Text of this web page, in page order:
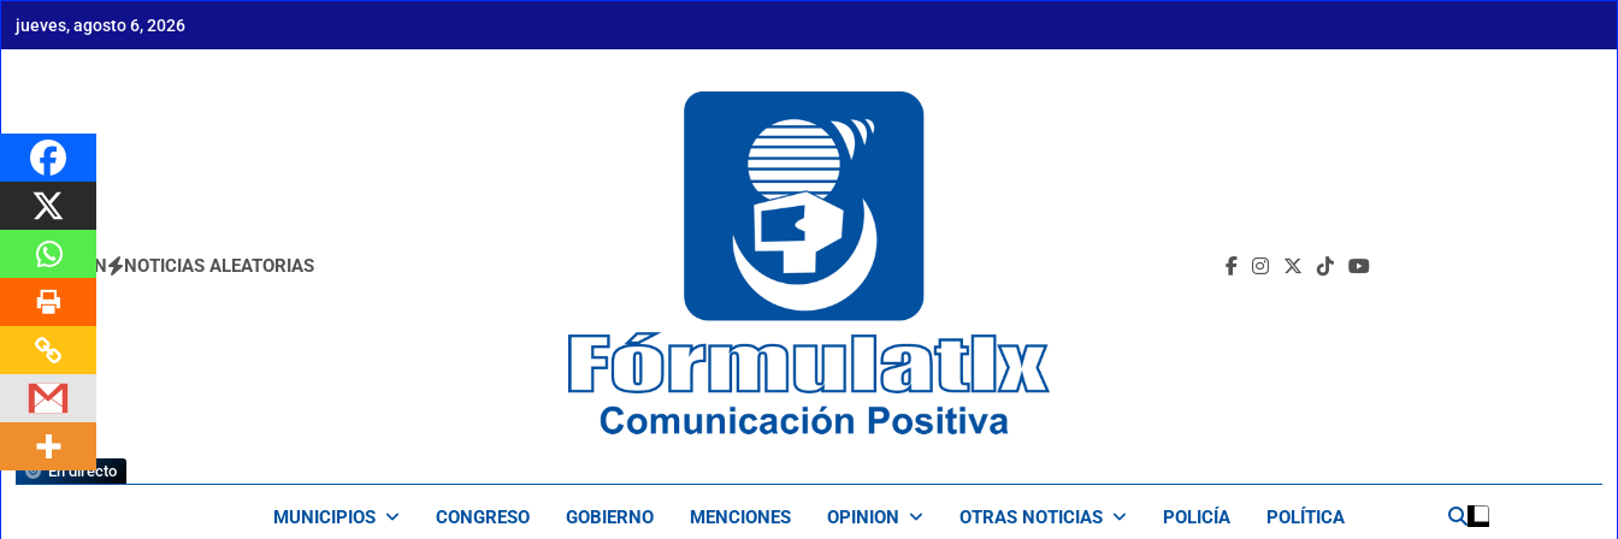
Saltar
jueves, agosto 6, 2026
BOLETÍN NOTICIAS ALEATORIAS
En directo FormulaTlx
MUNICIPIOS CONGRESO GOBIERNO MENCIONES OPINION OTRAS NOTICIAS POLICÍA POLÍTICA